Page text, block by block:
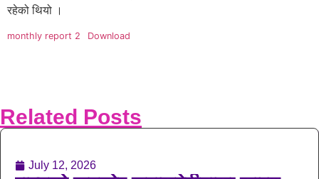
रहेको थियो ।
monthly report 2 Download
Related Posts
July 12, 2026